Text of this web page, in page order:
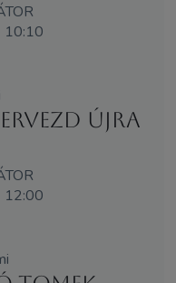
10:10
újra
12:00